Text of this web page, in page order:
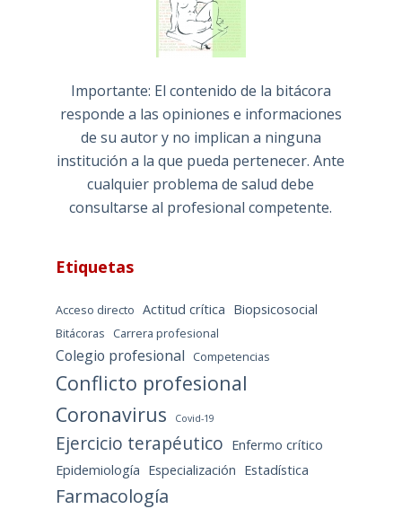
Importante: El contenido de la bitácora
responde a las opiniones e informaciones
de su autor y no implican a ninguna
institución a la que pueda pertenecer. Ante
cualquier problema de salud debe
consultarse al profesional competente.
Etiquetas
Acceso directo Actitud crítica Biopsicosocial
Bitácoras Carrera profesional
Colegio profesional Competencias
Conflicto profesional
Coronavirus
Covid-19
Ejercicio terapéutico Enfermo crítico
Epidemiología Especialización Estadística
Farmacología